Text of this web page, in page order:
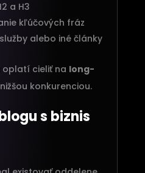
a H3
kľúčových fráz
alebo iné články
oplatí cieliť na long-
konkurenciou.
s biznis